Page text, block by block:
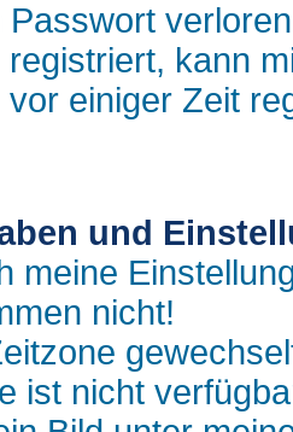
Passwort
kann
einiger Zeit
und
meine
nicht!
ist nicht